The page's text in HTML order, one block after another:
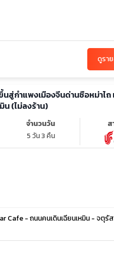
ดูรา
นสู่กำแพงเมืองจีนด่านซือหม่าไถ
น (ไม่ลงร้าน)
จำนวนวัน
5 วัน 3 คืน
ส
Cafe - ถนนคนเดินเฉียนเหมิน - จตุรั